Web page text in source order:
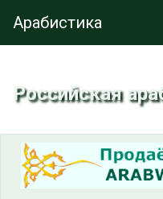
Арабистика
Российская